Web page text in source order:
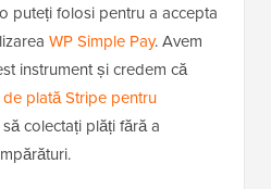
puteți folosi pentru a accepta
WP Simple Pay. Avem
instrument și credem că
plată Stripe pentru
colectați plăți fără a